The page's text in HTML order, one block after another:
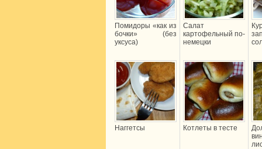
Помидоры «как из
бочки» (без
уксуса)
Салат
картофельный по-
немецки
Наггетсы Котлеты в тесте